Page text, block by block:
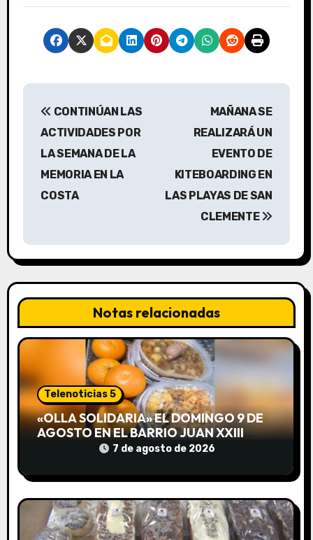
N
a
c
i
ó
n
d
e
e
n
t
CONTINÚAN LAS
ACTIVIDADES POR
LA SEMANA DE LA
MEMORIA EN LA
COSTA
MAÑANA SE
REALIZARÁ UN
EVENTO DE
KITEBOARDING EN
LAS PLAYAS DE SAN
CLEMENTE
Notas relacionadas
Telenoticias 5
«OLLA SOLIDARIA» EL DOMINGO 9 DE
AGOSTO EN EL BARRIO JUAN XXIII
DESDE LAS 13 HS7 de agosto de 2026